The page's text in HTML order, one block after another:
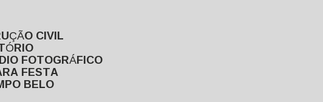
CIVIL
FOTOGRÁFICO
FESTA
BELO